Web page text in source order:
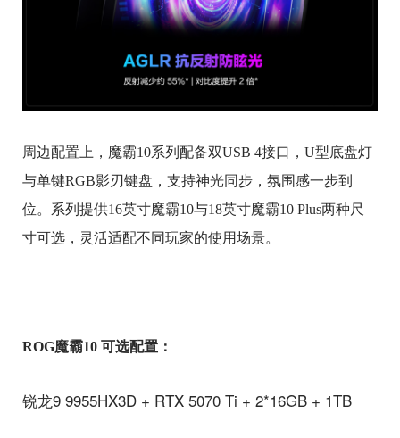
周边配置上，魔霸10系列配备双USB 4接口，U型底盘灯
与单键RGB影刃键盘，支持神光同步，氛围感一步到
位。系列提供16英寸魔霸10与18英寸魔霸10 Plus两种尺
寸可选，灵活适配不同玩家的使用场景。
ROG魔霸10 可选配置：
锐龙9 9955HX3D + RTX 5070 Ti + 2*16GB + 1TB